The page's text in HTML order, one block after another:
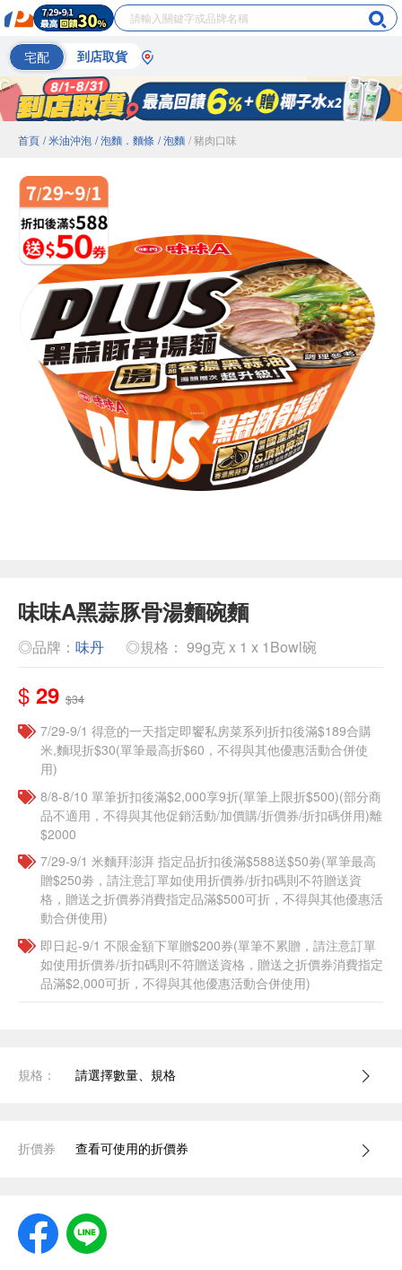
宅配 到店取貨
首頁 / 米油沖泡 / 泡麵．麵條 / 泡麵 / 豬肉口味
味味A黑蒜豚骨湯麵碗麵
◎品牌： 味丹 ◎規格： 99g克 x 1 x 1Bowl碗
$ 29 $34
7/29-9/1 得意的一天指定即饗私房菜系列折扣後滿$189合購
米,麵現折$30(單筆最高折$60，不得與其他優惠活動合併使
用)
8/8-8/10 單筆折扣後滿$2,000享9折(單筆上限折$500)(部分商
品不適用，不得與其他促銷活動/加價購/折價券/折扣碼併用)離
$2000
7/29-9/1 米麵拜澎湃 指定品折扣後滿$588送$50劵(單筆最高
贈$250劵，請注意訂單如使用折價券/折扣碼則不符贈送資
格，贈送之折價券消費指定品滿$500可折，不得與其他優惠活
動合併使用)
即日起-9/1 不限金額下單贈$200券(單筆不累贈，請注意訂單
如使用折價券/折扣碼則不符贈送資格，贈送之折價券消費指定
品滿$2,000可折，不得與其他優惠活動合併使用)
規格： 請選擇數量、規格
折價券 查看可使用的折價券